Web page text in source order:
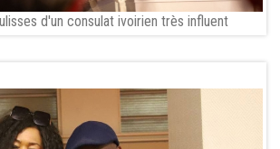
d'un consulat ivoirien très influent